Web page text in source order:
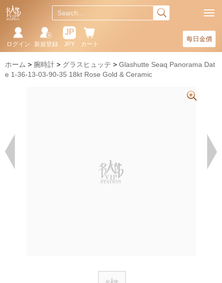
每日金價
カート
JP
JPY
新規登録
ログイン
ホーム 腕時計 グラスヒュッテ
Glashutte Seaq Panorama Dat
e 1-36-13-03-90-35 18kt Rose Gold & Ceramic